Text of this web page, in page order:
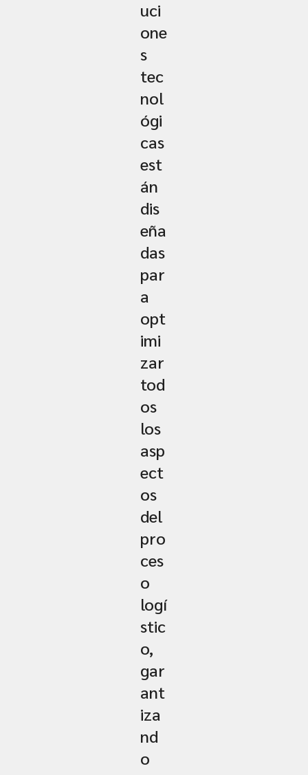
uci
one
s
tec
nol
ógi
cas
est
án
dis
eña
das
par
a
opt
imi
zar
tod
os
los
asp
ect
os
del
pro
ces
o
logí
stic
o,
gar
ant
iza
nd
o